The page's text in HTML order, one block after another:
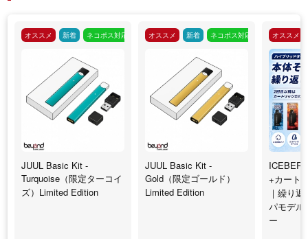
オススメ 新着 ネコポス対応
JUUL Basic Kit -
Turquoise（限定ターコイ
ズ）Limited Edition
オススメ 新着 ネコポス対応
JUUL Basic Kit -
Gold（限定ゴールド）
Limited Edition
オススメ
+カート
｜繰り
パモデル
ー